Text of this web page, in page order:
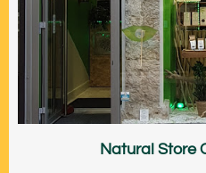
Natural Store